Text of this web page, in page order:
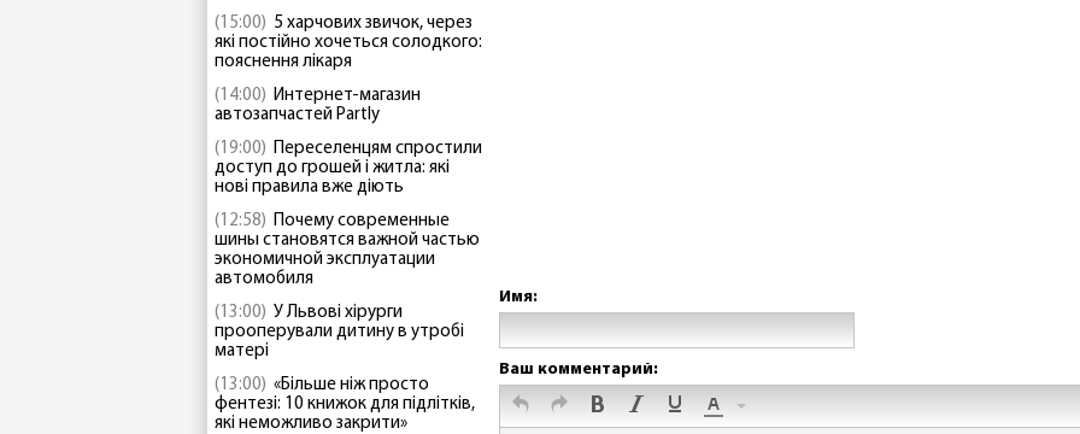
(15:00) 5 харчових звичок, через
які постійно хочеться солодкого:
пояснення лікаря
(14:00) Интернет-магазин
автозапчастей Partly
(19:00) Переселенцям спростили
доступ до грошей і житла: які
нові правила вже діють
(12:58) Почему современные
шины становятся важной частью
экономичной эксплуатации
автомобиля
(13:00) У Львові хірурги
прооперували дитину в утробі
матері
(13:00) «Більше ніж просто
фентезі: 10 книжок для підлітків,
які неможливо закрити»
Имя:
Ваш комментарий: